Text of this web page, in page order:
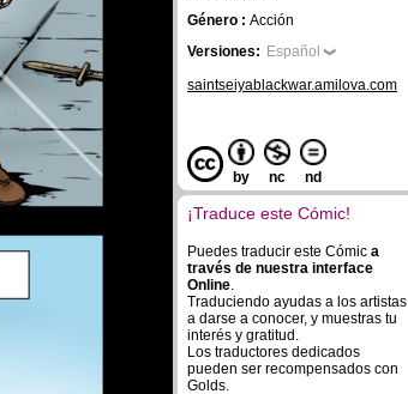
Género : Acción
Versiones: Español
saintseiyablackwar.amilova.com
by nc nd
¡Traduce este Cómic!
Puedes traducir este Cómic a
través de nuestra interface
Online.
Traduciendo ayudas a los artistas
a darse a conocer, y muestras tu
interés y gratitud.
Los traductores dedicados
pueden ser recompensados con
Golds.